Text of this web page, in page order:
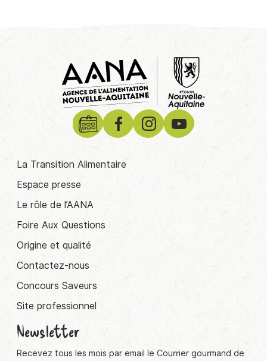
La Transition Alimentaire
Espace presse
Le rôle de l’AANA
Foire Aux Questions
Origine et qualité
Contactez-nous
Concours Saveurs
Site professionnel
Newsletter
Recevez tous les mois par email le Courrier gourmand de